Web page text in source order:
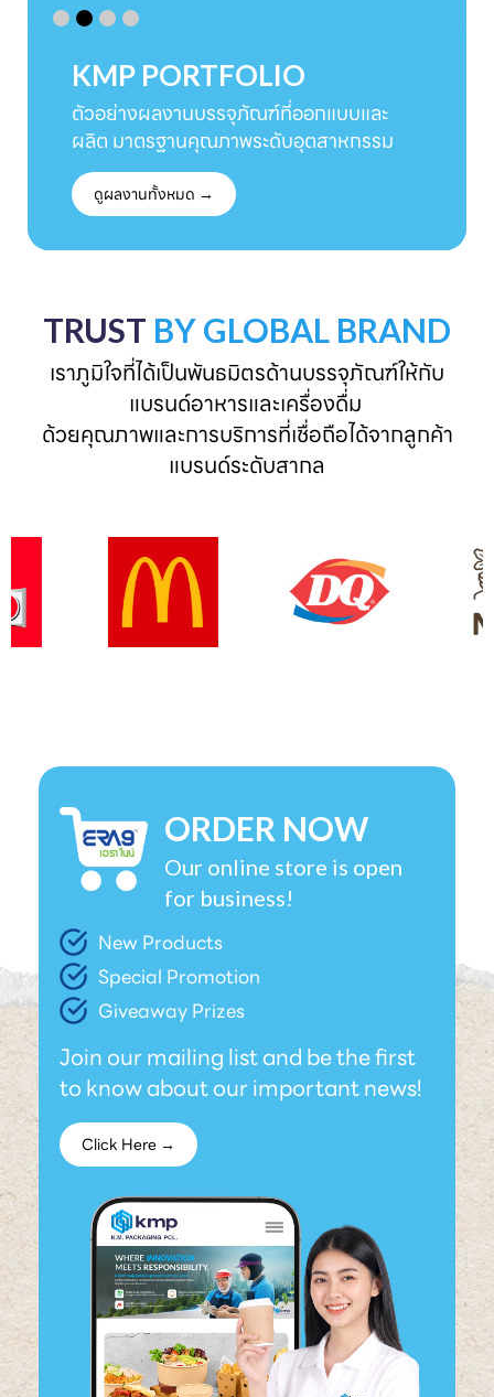
KMP PORTFOLIO
ตัวอย่างผลงานบรรจุภัณฑ์ที่ออกแบบและ
ผลิต มาตรฐานคุณภาพระดับอุตสาหกรรม
ดูผลงานทั้งหมด →
TRUST BY GLOBAL BRAND
เราภูมิใจที่ได้เป็นพันธมิตรด้านบรรจุภัณฑ์ให้กับ
แบรนด์อาหารและเครื่องดื่ม
ด้วยคุณภาพและการบริการที่เชื่อถือได้จากลูกค้า
แบรนด์ระดับสากล
ORDER NOW
Our online store is open
for business!
New Products
Special Promotion
Giveaway Prizes
Join our mailing list and be the first
to know about our important news!
Click Here →